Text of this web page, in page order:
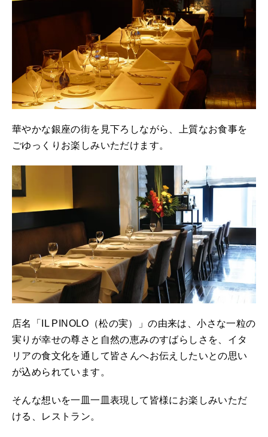
華やかな銀座の街を見下ろしながら、上質なお食事を
ごゆっくりお楽しみいただけます。
店名「IL PINOLO（松の実）」の由来は、小さな一粒の
実りが幸せの尊さと自然の恵みのすばらしさを、イタ
リアの食文化を通して皆さんへお伝えしたいとの思い
が込められています。
そんな想いを一皿一皿表現して皆様にお楽しみいただ
ける、レストラン。